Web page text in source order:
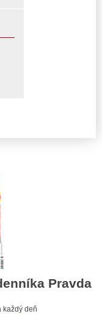
Pravda
každý deň